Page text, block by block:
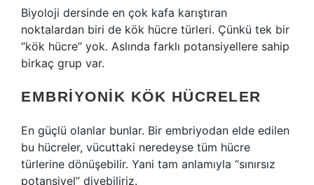
Biyoloji dersinde en çok kafa karıştıran
noktalardan biri de kök hücre türleri. Çünkü tek bir
“kök hücre” yok. Aslında farklı potansiyellere sahip
birkaç grup var.
EMBRIYONIK KÖK HÜCRELER
En güçlü olanlar bunlar. Bir embriyodan elde edilen
bu hücreler, vücuttaki neredeyse tüm hücre
türlerine dönüşebilir. Yani tam anlamıyla “sınırsız
potansiyel” diyebiliriz.